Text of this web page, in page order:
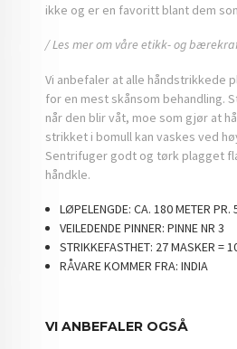
ikke og er en favoritt blant dem
/ Les mer om våre etikk- og
Vi anbefaler at alle håndstrikkede
for en mest skånsom behandling.
når den blir våt, moe som gjør at
strikket i bomull kan vaskes ved
Sentrifuger godt og tørk plagget
håndkle.
LØPELENGDE: CA. 180 METER PR.
VEILEDENDE PINNER: PINNE NR 3
STRIKKEFASTHET: 27 MASKER =
RÅVARE KOMMER FRA: INDIA
VI ANBEFALER OGSÅ